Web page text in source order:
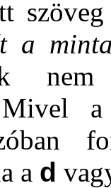
a
Mivel
a d